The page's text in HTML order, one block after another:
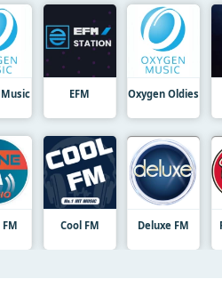
EFM Oxygen Oldies
FM Cool FM Deluxe FM